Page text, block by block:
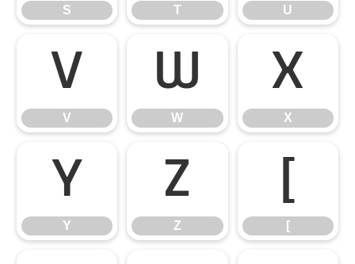
S T U
V
V
W
W
X
X
Y
Y
Z
Z
[
[